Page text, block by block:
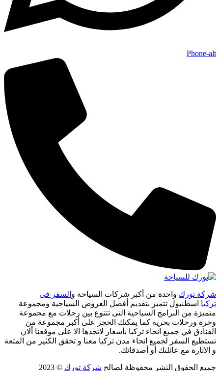
Phone-alt
شركة تورك واحدة من أكبر شركات السياحة و السفر فى
تركيا اسطنبول تتميز بتقديم أفضل العروض السياحية ومجموعة
متميزة من البرامج السياحية التى تتنوع بين رحلات مع مجموعة
وحرة ورحلات بحرية كما يمكنك الحجز على أكبر مجموعة من
الفنادق في جميع انحاء تركيا بأسعار لاتجدها الا على موقعنا ألان
تستطيع السفر لجميع انحاء مدن تركيا معنا و تحقق الكثير من المتعة
و الاثارة مع عائلتك أو أصدقائك.
جميع الحقوق النشر محفوظة لصالح شركة تورك © 2023